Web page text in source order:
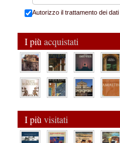
Autorizzo il trattamento dei
I più acquistati
I più visitati